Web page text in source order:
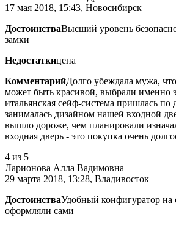
17 мая 2018, 15:43, Новосибирск
ДостоинстваВысший уровень
замки
Недостаткицена
КомментарийДолго убеждала мужа,
может быть красивой, выбрали именно
итальянская сейф-система пришлась по
занималась дизайном нашей входной
вышло дороже, чем планировали
входная дверь - это покупка очень
4 из 5
Ларионова Алла Вадимовна
29 марта 2018, 13:28, Владивосток
ДостоинстваУдобный конфигуратор на
оформляли сами